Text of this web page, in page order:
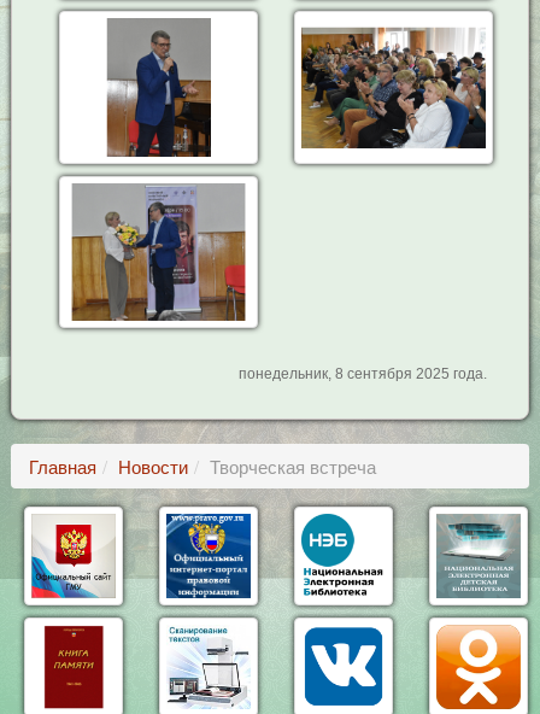
понедельник, 8 сентября 2025 года.
Главная Новости Творческая встреча